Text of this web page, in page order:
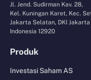
Jl. Jend. Sudirman Kav. 28,
Kel. Kuningan Karet, Kec.
Jakarta Selatan, DKI Jakarta
Indonesia 12920
Produk
Investasi Saham AS